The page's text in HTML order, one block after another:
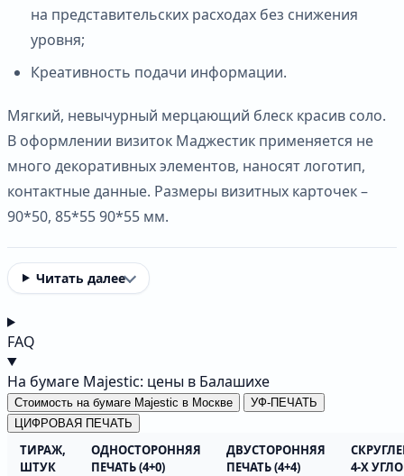
на представительских расходах без снижения
уровня;
Креативность подачи информации.
Мягкий, невычурный мерцающий блеск красив соло.
В оформлении визиток Маджестик применяется не
много декоративных элементов, наносят логотип,
контактные данные. Размеры визитных карточек –
90*50, 85*55 90*55 мм.
Читать далее
FAQ
На бумаге Majestic: цены в Балашихе
Стоимость на бумаге Majestic в Москве
УФ-ПЕЧАТЬ
ЦИФРОВАЯ ПЕЧАТЬ
ТИРАЖ,
ШТУК
ОДНОСТОРОННЯЯ
ПЕЧАТЬ (4+0)
ДВУСТОРОННЯЯ
ПЕЧАТЬ (4+4)
4-Х